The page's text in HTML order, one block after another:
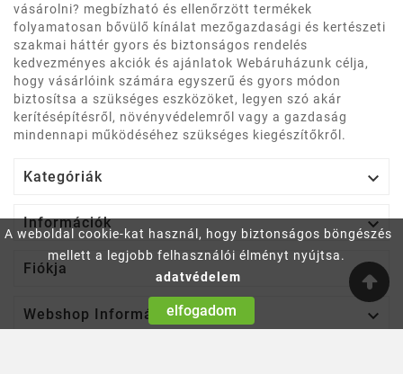
A weboldal cookie-kat használ, hogy biztonságos böngészés
mellett a legjobb felhasználói élményt nyújtsa.
adatvédelem
elfogadom
vásárolni? megbízható és ellenőrzött termékek
folyamatosan bővülő kínálat mezőgazdasági és kertészeti
szakmai háttér gyors és biztonságos rendelés
kedvezményes akciók és ajánlatok Webáruházunk célja,
hogy vásárlóink számára egyszerű és gyors módon
biztosítsa a szükséges eszközöket, legyen szó akár
kerítésépítésről, növényvédelemről vagy a gazdaság
mindennapi működéséhez szükséges kiegészítőkről.
Kategóriák 
Információk 
Fiókja 
Webshop Információ 